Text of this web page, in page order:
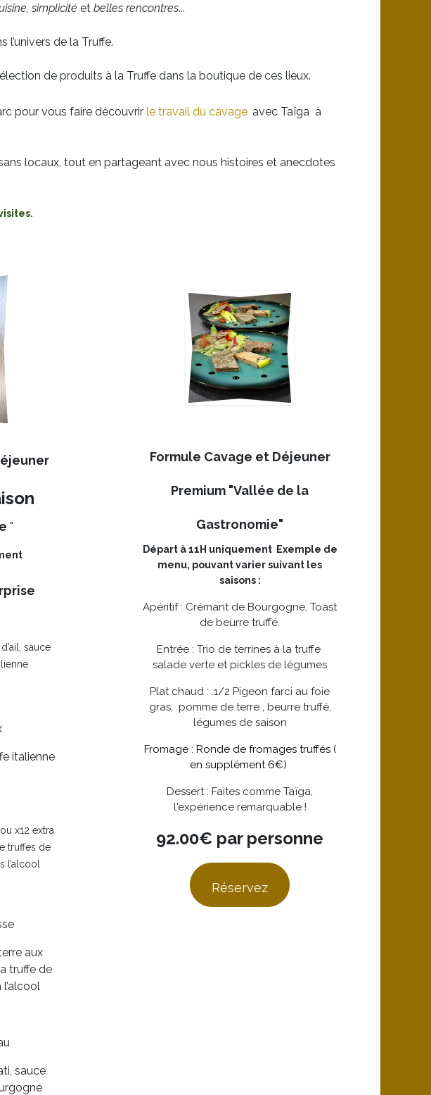
simplicité et belles rencontres...
l’univers de la Truffe.
de produits à la Truffe dans la boutique de ces lieux.
pour vous faire découvrir le travail du cavage avec Taïga à
locaux, tout en partageant avec nous histoires et anecdotes
"
sauce
italienne
x12 extra
truffes de
l’alcool
aux
truffe de
sauce
Formule Cavage et Déjeuner
Premium "Vallée de la
Gastronomie"
Départ à 11H uniquement Exemple de
menu, pouvant varier suivant les
saisons :
Apéritif : Crémant de Bourgogne, Toast
de beurre truffé.
Entrée : Trio de terrines à la truffe
salade verte et pickles de légumes
Plat chaud : .1/2 Pigeon farci au foie
gras, pomme de terre , beurre truffé,
légumes de saison
Fromage : Ronde de fromages truffés (
en supplément 6€)
Dessert : Faites comme Taïga,
l'expérience remarquable !
92.00€ par personne
Réservez